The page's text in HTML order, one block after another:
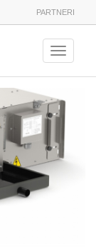
PARTNERI
Toggle
navigation